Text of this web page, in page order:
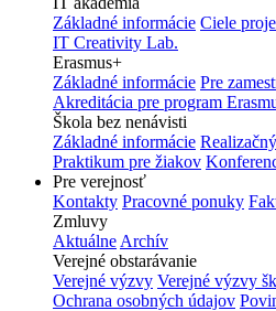
Základné informácie Ciele
IT Creativity Lab.
Erasmus+
Základné informácie Pre
Akreditácia pre program
Škola bez nenávisti
Základné informácie
Praktikum pre žiakov
Pre verejnosť
Kontakty Pracovné ponuky
Zmluvy
Aktuálne Archív
Verejné obstarávanie
Verejné výzvy Verejné výzvy
Ochrana osobných údajov